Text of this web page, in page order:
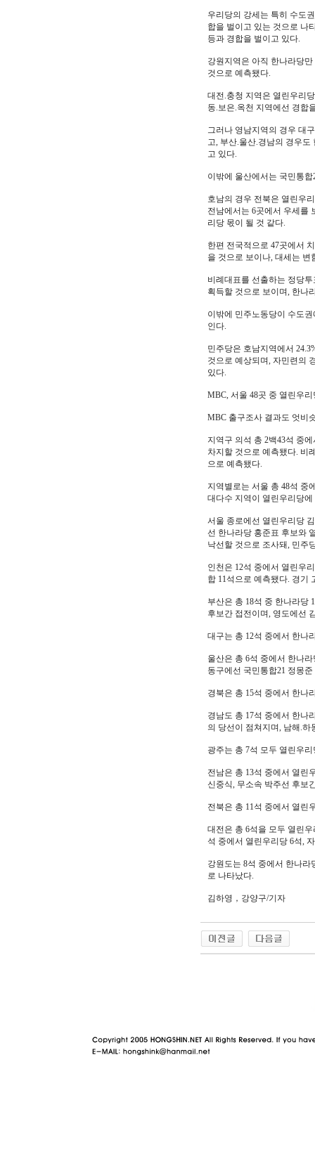
우리당의 강세는 특히 수도
합을 벌이고 있는 것으로 나
등과 경합을 벌이고 있다.
강원지역은 아직 한나라당
것으로 예측됐다.
대전.충청 지역은 열린우리
동.보은.옥천 지역에선 경합
그러나 영남지역의 경우 대
고, 부산.울산.경남의 경우
고 있다.
이밖에 울산에서는 국민통
호남의 경우 전북은 열린우
전남에서는 6곳에서 우세를
리당 몫이 될 것 같다.
한편 전국적으로 47곳에서
을 것으로 보이나, 대세는 변
비례대표를 선출하는 정당
획득할 것으로 보이며, 한나
이밖에 민주노동당이 수도
인다.
민주당은 호남지역에서
것으로 예상되며, 자민련의
있다.
MBC, 서울 48곳 중 열린우리
MBC 출구조사 결과도 엇비
지역구 의석 총 2백43석 중
차지할 것으로 예측됐다. 비
으로 예측됐다.
지역별로는 서울 총 48석 중
대다수 지역이 열린우리당
서울 종로에선 열린우리당
선 한나라당 홍준표 후보와
낙선할 것으로 조사돼, 민주
인천은 12석 중에서 열린우
합 11석으로 예측됐다. 경기
부산은 총 18석 중 한나라당
후보간 접전이며, 영도에선
대구는 총 12석 중에서 한나
울산은 총 6석 중에서 한나
동구에선 국민통합21 정몽
경북은 총 15석 중에서 한나
경남도 총 17석 중에서 한나
의 당선이 점쳐지며, 남해.
광주는 총 7석 모두 열린우
전남은 총 13석 중에서 열린
신중식, 무소속 박주선 후보
전북은 총 11석 중에서 열린
대전은 총 6석을 모두 열린
석 중에서 열린우리당 6석,
강원도는 8석 중에서 한나라
로 나타났다.
김하영，강양구/기자